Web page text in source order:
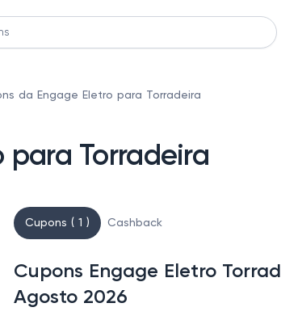
da Engage Eletro para Torradeira
para Torradeira
Cupons ( 1 ) Cashback
Cupons Engage Eletro
Agosto 2026